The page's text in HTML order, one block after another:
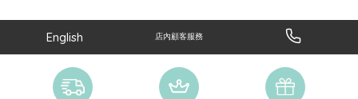
English 店內顧客服務